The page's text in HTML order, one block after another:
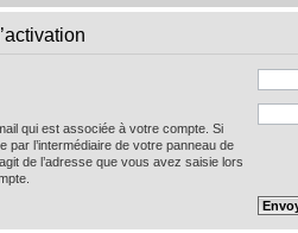
qui est associée à votre compte. Si
par l’intermédiaire de votre panneau de
de l’adresse que vous avez saisie lors